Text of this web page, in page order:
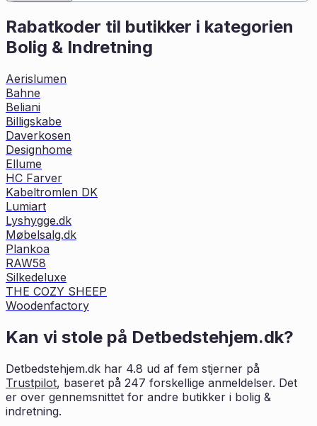
Rabatkoder til butikker i kategorien
Bolig & Indretning
Aerislumen
Bahne
Beliani
Billigskabe
Daverkosen
Designhome
Ellume
HC Farver
Kabeltromlen DK
Lumiart
Lyshygge.dk
Møbelsalg.dk
Plankoa
RAW58
Silkedeluxe
THE COZY SHEEP
Woodenfactory
Kan vi stole på Detbedstehjem.dk?
Detbedstehjem.dk har 4.8 ud af fem stjerner på
Trustpilot, baseret på 247 forskellige anmeldelser. Det
er over gennemsnittet for andre butikker i bolig &
indretning.